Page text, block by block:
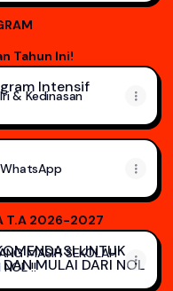
Tahun Ini!
& Kedinasan
T.A 2026-2027
MASIH SEKOLAH DAN
MASIH SEKOLAH
NOL !!